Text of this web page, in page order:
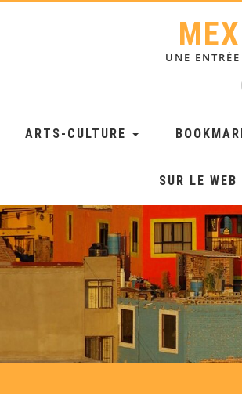
UNE
ARTS-CULTURE
SUR LE WEB